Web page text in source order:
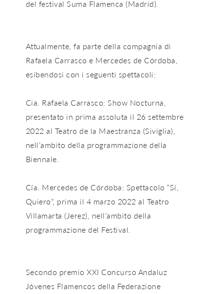
del festival Suma Flamenca (Madrid).
Attualmente, fa parte della compagnia di
Rafaela Carrasco e Mercedes de Córdoba,
esibendosi con i seguenti spettacoli:
Cia. Rafaela Carrasco: Show Nocturna,
presentato in prima assoluta il 26 settembre
2022 al Teatro de la Maestranza (Siviglia),
nell’ambito della programmazione della
Biennale.
Cía. Mercedes de Córdoba: Spettacolo “Sí,
Quiero”, prima il 4 marzo 2022 al Teatro
Villamarta (Jerez), nell’ambito della
programmazione del Festival.
Secondo premio XXI Concurso Andaluz
Jóvenes Flamencos della Federazione